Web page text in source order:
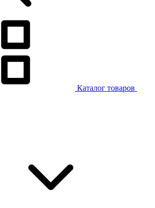
Каталог товаров